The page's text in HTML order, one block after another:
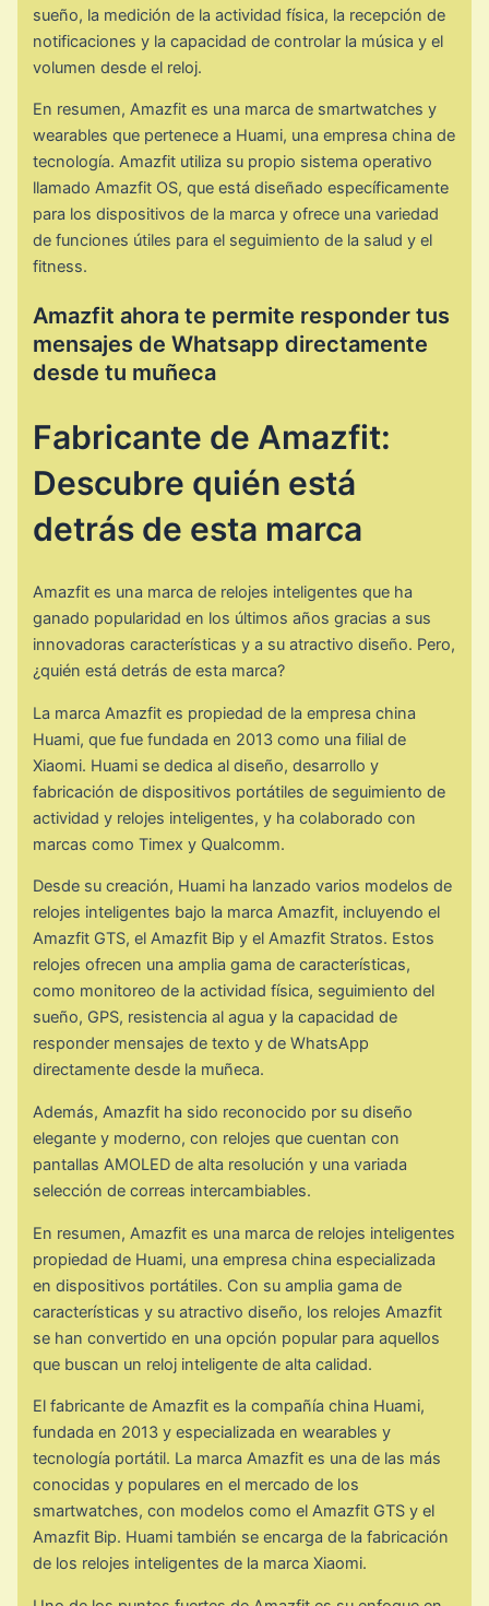
sueño, la medición de la actividad física, la recepción de
notificaciones y la capacidad de controlar la música y el
volumen desde el reloj.
En resumen, Amazfit es una marca de smartwatches y
wearables que pertenece a Huami, una empresa china de
tecnología. Amazfit utiliza su propio sistema operativo
llamado Amazfit OS, que está diseñado específicamente
para los dispositivos de la marca y ofrece una variedad
de funciones útiles para el seguimiento de la salud y el
fitness.
Amazfit ahora te permite responder tus
mensajes de Whatsapp directamente
desde tu muñeca
Fabricante de Amazfit:
Descubre quién está
detrás de esta marca
Amazfit es una marca de relojes inteligentes que ha
ganado popularidad en los últimos años gracias a sus
innovadoras características y a su atractivo diseño. Pero,
¿quién está detrás de esta marca?
La marca Amazfit es propiedad de la empresa china
Huami, que fue fundada en 2013 como una filial de
Xiaomi. Huami se dedica al diseño, desarrollo y
fabricación de dispositivos portátiles de seguimiento de
actividad y relojes inteligentes, y ha colaborado con
marcas como Timex y Qualcomm.
Desde su creación, Huami ha lanzado varios modelos de
relojes inteligentes bajo la marca Amazfit, incluyendo el
Amazfit GTS, el Amazfit Bip y el Amazfit Stratos. Estos
relojes ofrecen una amplia gama de características,
como monitoreo de la actividad física, seguimiento del
sueño, GPS, resistencia al agua y la capacidad de
responder mensajes de texto y de WhatsApp
directamente desde la muñeca.
Además, Amazfit ha sido reconocido por su diseño
elegante y moderno, con relojes que cuentan con
pantallas AMOLED de alta resolución y una variada
selección de correas intercambiables.
En resumen, Amazfit es una marca de relojes inteligentes
propiedad de Huami, una empresa china especializada
en dispositivos portátiles. Con su amplia gama de
características y su atractivo diseño, los relojes Amazfit
se han convertido en una opción popular para aquellos
que buscan un reloj inteligente de alta calidad.
El fabricante de Amazfit es la compañía china Huami,
fundada en 2013 y especializada en wearables y
tecnología portátil. La marca Amazfit es una de las más
conocidas y populares en el mercado de los
smartwatches, con modelos como el Amazfit GTS y el
Amazfit Bip. Huami también se encarga de la fabricación
de los relojes inteligentes de la marca Xiaomi.